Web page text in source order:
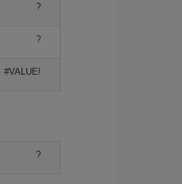
?
?
#VALUE!
?